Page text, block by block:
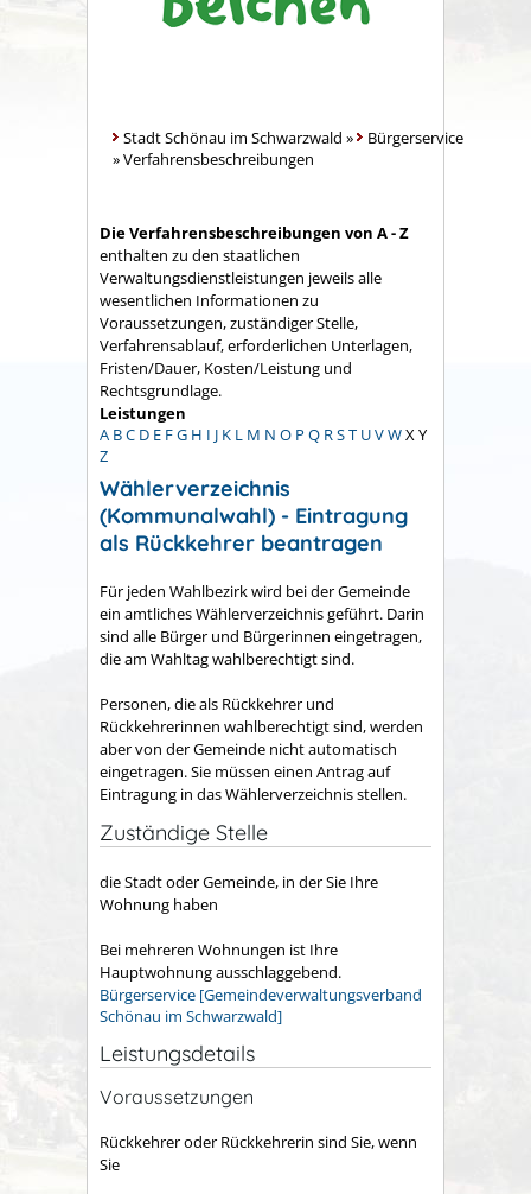
Stadt Schönau im Schwarzwald »
Bürgerservice
»Verfahrensbeschreibungen
Die Verfahrensbeschreibungen von A - Z
enthalten zu den staatlichen
Verwaltungsdienstleistungen jeweils alle
wesentlichen Informationen zu
Voraussetzungen, zuständiger Stelle,
Verfahrensablauf, erforderlichen Unterlagen,
Fristen/Dauer, Kosten/Leistung und
Rechtsgrundlage.
Leistungen
A BC D E FG H I J K L M N O P Q RST UVWX Y
Z
Wählerverzeichnis
(Kommunalwahl) - Eintragung
als Rückkehrer beantragen
Für jeden Wahlbezirk wird bei der Gemeinde
ein amtliches Wählerverzeichnis geführt. Darin
sind alle Bürger und Bürgerinnen eingetragen,
die am Wahltag wahlberechtigt sind.
Personen, die als Rückkehrer und
Rückkehrerinnen wahlberechtigt sind, werden
aber von der Gemeinde nicht automatisch
eingetragen. Sie müssen einen Antrag auf
Eintragung in das Wählerverzeichnis stellen.
Zuständige Stelle
die Stadt oder Gemeinde, in der Sie Ihre
Wohnung haben
Bei mehreren Wohnungen ist Ihre
Hauptwohnung ausschlaggebend.
Bürgerservice [Gemeindeverwaltungsverband
Schönau im Schwarzwald]
Leistungsdetails
Voraussetzungen
Rückkehrer oder Rückkehrerin sind Sie, wenn
Sie